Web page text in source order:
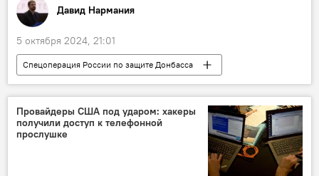
Давид Нармания
5 октября 2024, 21:01
Спецоперация России по защите Донбасса
СВО
ВСУ Украина
Россия
Мобилизация
Верховная рада Украины
Угледар
Провайдеры США под ударом: хакеры
получили доступ к телефонной
прослушке